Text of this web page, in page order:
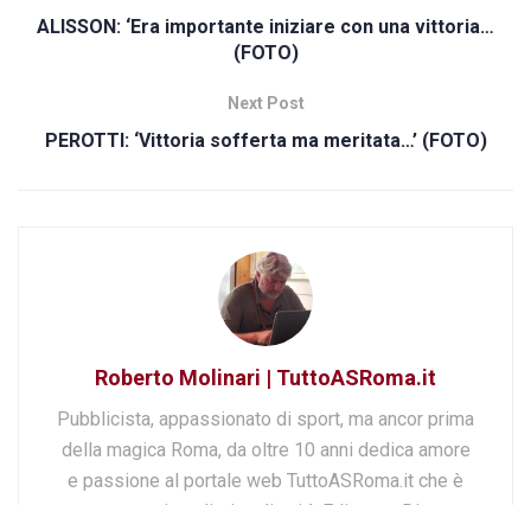
ALISSON: ‘Era importante iniziare con una vittoria…
(FOTO)
Next Post
PEROTTI: ‘Vittoria sofferta ma meritata…’ (FOTO)
Roberto Molinari | TuttoASRoma.it
Pubblicista, appassionato di sport, ma ancor prima
della magica Roma, da oltre 10 anni dedica amore
e passione al portale web TuttoASRoma.it che è